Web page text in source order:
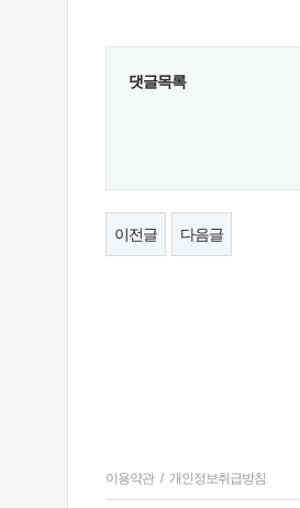
댓글목록
이전글 다음글
이용약관 / 개인정보취급방침